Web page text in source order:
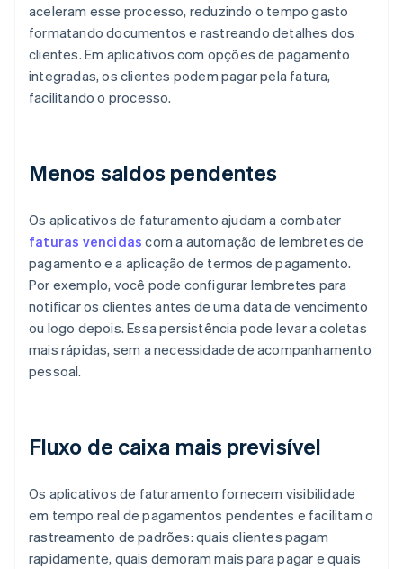
aceleram esse processo, reduzindo o tempo gasto
formatando documentos e rastreando detalhes dos
clientes. Em aplicativos com opções de pagamento
integradas, os clientes podem pagar pela fatura,
facilitando o processo.
Menos saldos pendentes
Os aplicativos de faturamento ajudam a combater
faturas vencidas com a automação de lembretes de
pagamento e a aplicação de termos de pagamento.
Por exemplo, você pode configurar lembretes para
notificar os clientes antes de uma data de vencimento
ou logo depois. Essa persistência pode levar a coletas
mais rápidas, sem a necessidade de acompanhamento
pessoal.
Fluxo de caixa mais previsível
Os aplicativos de faturamento fornecem visibilidade
em tempo real de pagamentos pendentes e facilitam o
rastreamento de padrões: quais clientes pagam
rapidamente, quais demoram mais para pagar e quais